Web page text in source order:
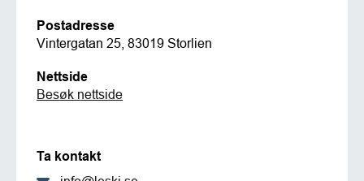
Postadresse
Vintergatan 25, 83019 Storlien
Nettside
Besøk nettside
Ta kontakt